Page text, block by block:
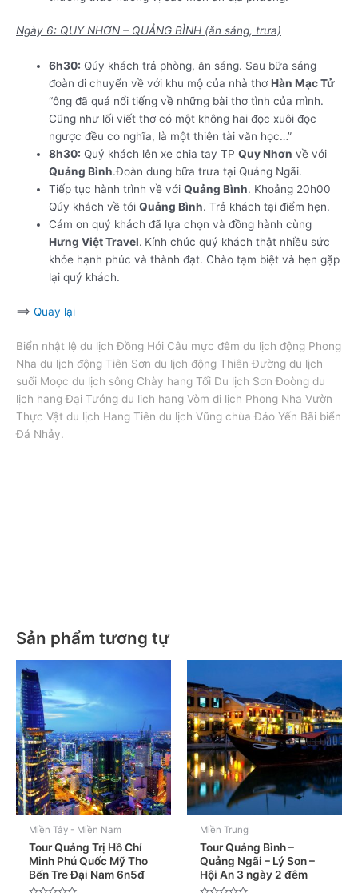
Ngày 6: QUY NHƠN – QUẢNG BÌNH (ăn sáng, trưa)
6h30: Qúy khách trả phòng, ăn sáng. Sau bữa sáng
đoàn di chuyển về với khu mộ của nhà thơHàn Mạc Tử
“ông đã quá nổi tiếng về những bài thơ tình của mình.
Cũng như lối viết thơ có một không hai đọc xuôi đọc
ngược đều co nghĩa, là một thiên tài văn học…”
8h30: Quý khách lên xe chia tay TPQuy Nhơn về với
Quảng Bình.Đoàn dung bữa trưa tại Quảng Ngãi.
Tiếp tục hành trình về vớiQuảng Bình. Khoảng 20h00
Qúy khách về tớiQuảng Bình. Trả khách tại điểm hẹn.
Cám ơn quý khách đã lựa chọn và đồng hành cùng
Hưng Việt Travel. Kính chúc quý khách thật nhiều sức
khỏe hạnh phúc và thành đạt. Chào tạm biệt và hẹn gặp
lại quý khách.
==> Quay lại
Biển nhật lệ du lịch Đồng Hới Câu mực đêm du lịch động Phong
Nha du lịch động Tiên Sơn du lịch động Thiên Đường du lịch
suối Moọc du lịch sông Chày hang Tối Du lịch Sơn Đoòng du
lịch hang Đại Tướng du lịch hang Vòm di lịch Phong Nha Vườn
Thực Vật du lịch Hang Tiên du lịch Vũng chùa Đảo Yến Bãi biển
Đá Nhảy.
Sản phẩm tương tự
Miền Tây - Miền Nam
Tour Quảng Trị Hồ Chí
Minh Phú Quốc Mỹ Tho
Bến Tre Đại Nam 6n5đ
Miền Trung
Tour Quảng Bình –
Quảng Ngãi – Lý Sơn –
Hội An 3 ngày 2 đêm